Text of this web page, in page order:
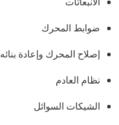
ضوابط المحرك
إصلاح المحرك وإعادة بنائه
نظام العادم
الشيكات السوائل